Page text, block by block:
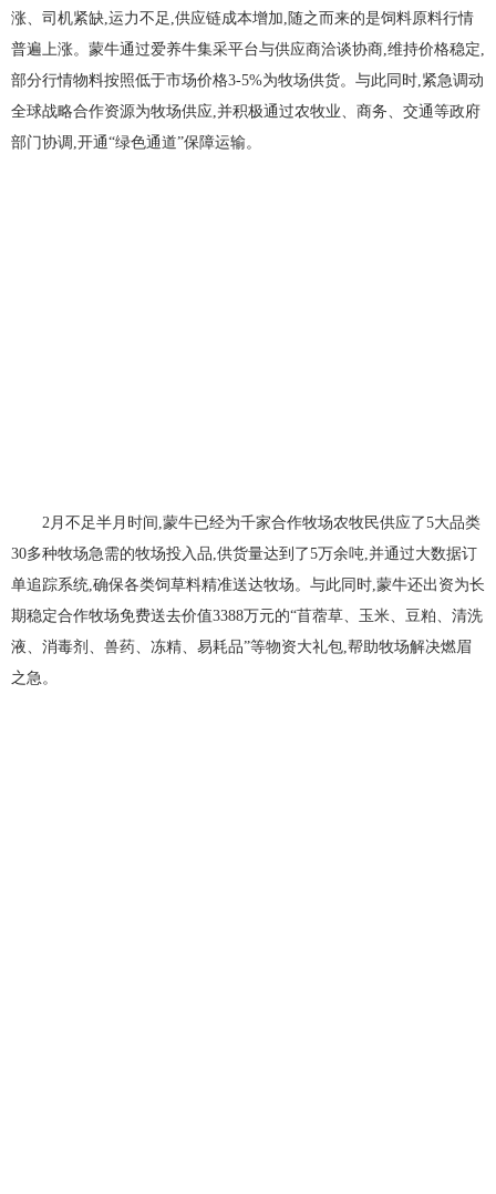
涨、司机紧缺,运力不足,供应链成本增加,随之而来的是饲料原料行情
普遍上涨。蒙牛通过爱养牛集采平台与供应商洽谈协商,维持价格稳定,
部分行情物料按照低于市场价格3-5%为牧场供货。与此同时,紧急调动
全球战略合作资源为牧场供应,并积极通过农牧业、商务、交通等政府
部门协调,开通“绿色通道”保障运输。
2月不足半月时间,蒙牛已经为千家合作牧场农牧民供应了5大品类
30多种牧场急需的牧场投入品,供货量达到了5万余吨,并通过大数据订
单追踪系统,确保各类饲草料精准送达牧场。与此同时,蒙牛还出资为长
期稳定合作牧场免费送去价值3388万元的“苜蓿草、玉米、豆粕、清洗
液、消毒剂、兽药、冻精、易耗品”等物资大礼包,帮助牧场解决燃眉
之急。